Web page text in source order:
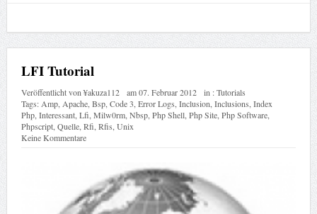
LFI Tutorial
Veröffentlicht von¥akuza112 am07. Februar 2012 in :Tutorials
Tags:Amp,Apache,Bsp,Code 3,Error Logs,Inclusion,Inclusions,Index
Php,Interessant,Lfi,Milw0rm,Nbsp,Php Shell,Php Site,Php Software,
Phpscript,Quelle,Rfi,Rfis,Unix
Keine Kommentare